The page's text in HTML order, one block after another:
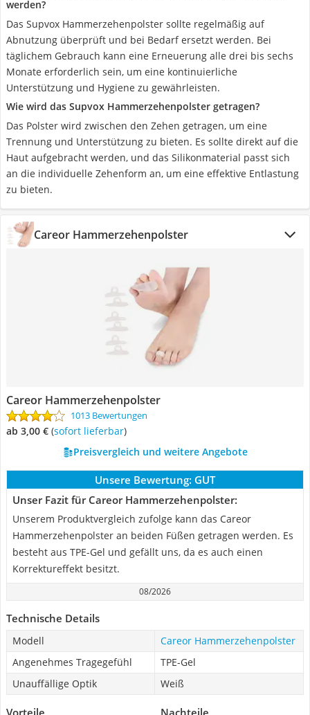
werden?
Das Supvox Hammerzehenpolster sollte regelmäßig auf
Abnutzung überprüft und bei Bedarf ersetzt werden. Bei
täglichem Gebrauch kann eine Erneuerung alle drei bis sechs
Monate erforderlich sein, um eine kontinuierliche
Unterstützung und Hygiene zu gewährleisten.
Wie wird das Supvox Hammerzehenpolster getragen?
Das Polster wird zwischen den Zehen getragen, um eine
Trennung und Unterstützung zu bieten. Es sollte direkt auf die
Haut aufgebracht werden, und das Silikonmaterial passt sich
an die individuelle Zehenform an, um eine effektive Entlastung
zu bieten.
Careor Hammerzehenpolster
Careor Hammerzehenpolster
1013 Bewertungen
ab 3,00 € ( Sofort lieferbar)
Preisvergleich und weitere Angebote
Unsere Bewertung: GUT
Unser Fazit für Careor Hammerzehenpolster:
Unserem Produktvergleich zufolge kann das Careor
Hammerzehenpolster an beiden Füßen getragen werden. Es
besteht aus TPE-Gel und gefällt uns, da es auch einen
Korrektureffekt besitzt.
08/2026
Technische Details
Modell
Careor Hammerzehenpolster
Angenehmes Tragegefühl
TPE-Gel
Unauffällige Optik
Weiß
Vorteile Nachteile